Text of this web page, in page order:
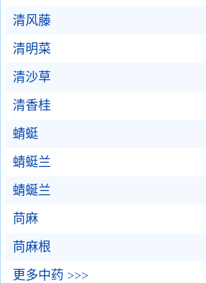
清风藤
清明菜
清沙草
清香桂
蜻蜓
蜻蜓兰
蜻蜒兰
苘麻
苘麻根
更多中药 >>>